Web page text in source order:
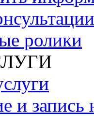
ролики
и запись